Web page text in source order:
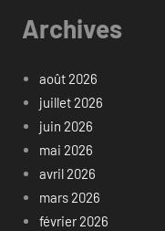
Archives
août 2026
juillet 2026
juin 2026
mai 2026
avril 2026
mars 2026
février 2026